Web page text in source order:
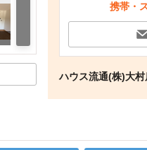
その他部屋・ス
携帯・
ハウス流通(株)大村